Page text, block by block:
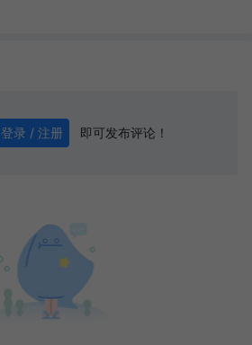
登录 / 注册 即可发布评论！